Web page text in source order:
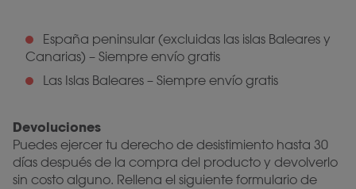
España peninsular (excluidas las islas Baleares y
Canarias) – Siempre envío gratis
Las Islas Baleares – Siempre envío gratis
Devoluciones
Puedes ejercer tu derecho de desistimiento hasta 30
días después de la compra del producto y devolverlo
sin costo alguno. Rellena el siguiente formulario de